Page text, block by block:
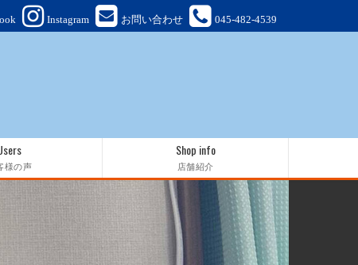
Instagram お問い合わせ 045-482-4539
様の声
Shop info
店舗紹介